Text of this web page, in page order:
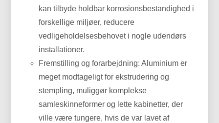
kan tilbyde holdbar korrosionsbestandighed i
forskellige miljøer, reducere
vedligeholdelsesbehovet i nogle udendørs
installationer.
Fremstilling og forarbejdning: Aluminium er
meget modtageligt for ekstrudering og
stempling, muliggør komplekse
samleskinneformer og lette kabinetter, der
ville være tungere, hvis de var lavet af